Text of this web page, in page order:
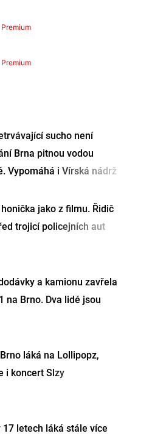
Premium
Premium
sucho není
Brna pitnou vodou
Vypomáhá i Vírská nádrž
jako z filmu. Řidič
trojicí policejních aut
a kamionu zavřela
na Brno. Dva lidé jsou
láká na Lollipopz,
i koncert Slzy
17 letech láká stále více